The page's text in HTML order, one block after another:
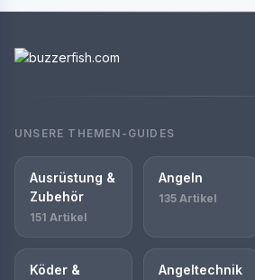
UNSERE THEMEN-GUIDES
Ausrüstung &
Zubehör
151 Artikel
Angeln
135 Artikel
Köder &
Angeltechnik